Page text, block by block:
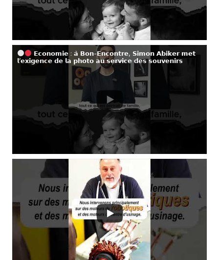
𝗘𝗰𝗼𝗻𝗼𝗺𝗶𝗲 : 𝗮̀ 𝗕𝗼𝗻-𝗘𝗻𝗰𝗼𝗻𝘁𝗿𝗲, 𝗦𝗶𝗺𝗼𝗻 𝗔𝗯𝗶𝗸𝗲𝗿 𝗺𝗲𝘁
𝗹’𝗲𝘅𝗶𝗴𝗲𝗻𝗰𝗲 𝗱𝗲 𝗹𝗮 𝗽𝗵𝗼𝘁𝗼 𝗮𝘂 𝘀𝗲𝗿𝘃𝗶𝗰𝗲 𝗱𝗲𝘀 𝘀𝗼𝘂𝘃𝗲𝗻𝗶𝗿𝘀